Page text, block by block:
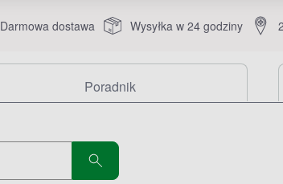
Darmowa dostawa Wysyłka w 24 godziny
Poradnik